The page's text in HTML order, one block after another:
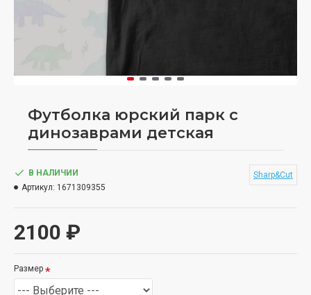
Футболка юрский парк с
динозаврами детская
2100 ₽
В НАЛИЧИИ
Артикул: 1671309355
Sharp&Cut
Размер